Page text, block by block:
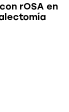
rOSA en